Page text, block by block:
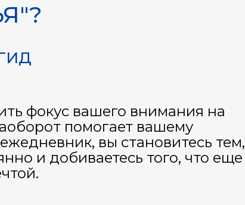
фокус вашего внимания на
помогает вашему
вы становитесь тем,
и добиваетесь того, что еще